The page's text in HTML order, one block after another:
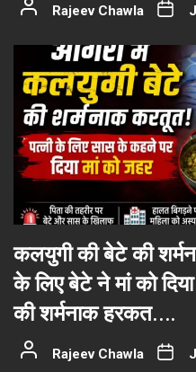
Rajeev Chawla
कलयुगी की बेटे की
के लिए बेटे ने मां को
की शर्मनाक हरकत….
Rajeev Chawla